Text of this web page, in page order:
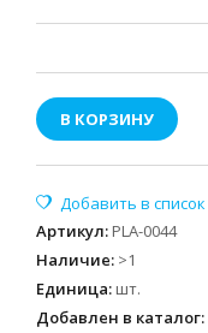
В КОРЗИНУ
Артикул: PLA-0044
Наличие: >1
Единица: шт.
Добавлен в каталог: